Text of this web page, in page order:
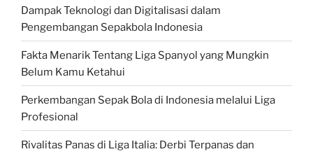
Dampak Teknologi dan Digitalisasi dalam
Pengembangan Sepakbola Indonesia
Fakta Menarik Tentang Liga Spanyol yang Mungkin
Belum Kamu Ketahui
Perkembangan Sepak Bola di Indonesia melalui Liga
Profesional
Rivalitas Panas di Liga Italia: Derbi Terpanas dan